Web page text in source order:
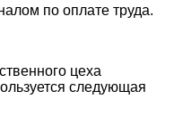
по оплате труда.
цеха
следующая